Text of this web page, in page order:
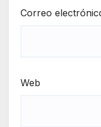
Correo
Web